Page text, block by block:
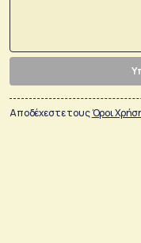
Αποδέχεστε τουςΌροι